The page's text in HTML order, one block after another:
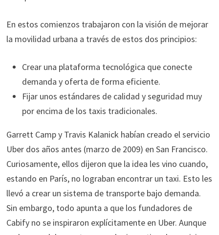
En estos comienzos trabajaron con la visión de mejorar
la movilidad urbana a través de estos dos principios:
Crear una plataforma tecnológica que conecte
demanda y oferta de forma eficiente.
Fijar unos estándares de calidad y seguridad muy
por encima de los taxis tradicionales.​
Garrett Camp y Travis Kalanick habían creado el servicio
Uber dos años antes (marzo de 2009) en San Francisco.
Curiosamente, ellos dijeron que la idea les vino cuando,
estando en París, no lograban encontrar un taxi. Esto les
llevó a crear un sistema de transporte bajo demanda.
Sin embargo, todo apunta a que los fundadores de
Cabify no se inspiraron explícitamente en Uber. Aunque